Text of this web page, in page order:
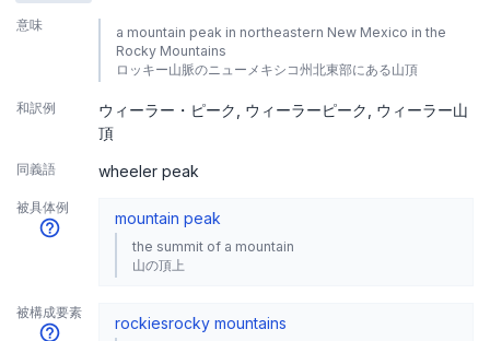
意味
a mountain peak in northeastern New Mexico in the
Rocky Mountains
ロッキー山脈のニューメキシコ州北東部にある山頂
和訳例 ウィーラー・ピーク ウィーラーピーク
ウィーラー山
頂
同義語 wheeler peak
被具体例
mountain peak
the summit of a mountain
山の頂上
被構成要素
rockiesrocky mountains